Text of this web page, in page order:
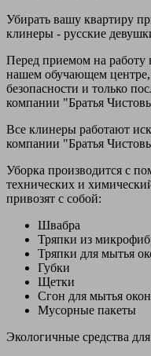
Убирать вашу квартиру
клинеры - русские
Перед приемом на работу
нашем обучающем
безопасности и только
компании "Братья
Все клинеры работают
компании "Братья
Уборка производится с
технических и
привозят с собой:
Швабра
Тряпки из
Тряпки для мытья
Губки
Щетки
Сгон для мытья окон
Мусорные пакеты
Экологичные средства